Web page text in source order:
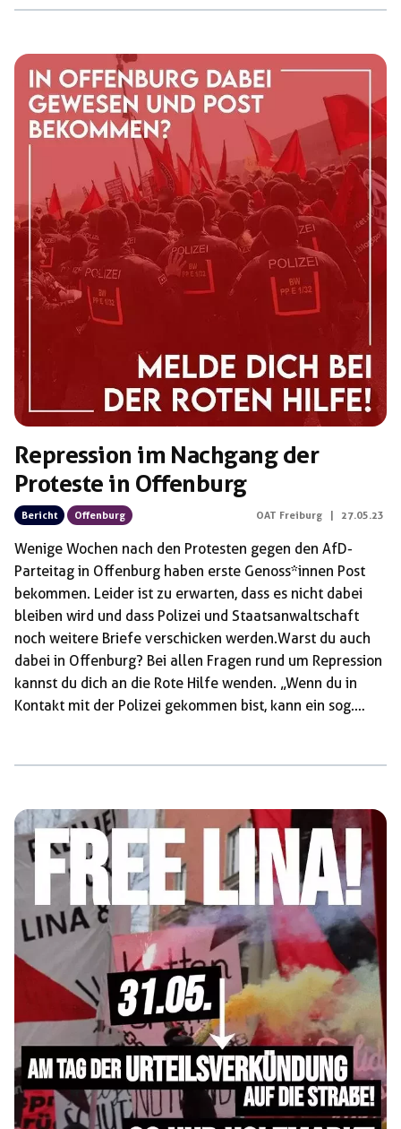
Scheinlösungen der selbsternannten „Alternative“ auf.
Speziell die Inszenierung der Rechten als
„Friedenspartei“ entlarvten wir mit Flyern, die regen
Zuspruch bei den Fußgänger:innen fanden. Die Flyer der
Repression im Nachgang der
Proteste in Offenburg
Bericht Offenburg OAT Freiburg 27.05.23
Wenige Wochen nach den Protesten gegen den AfD-
Parteitag in Offenburg haben erste Genoss*innen Post
bekommen. Leider ist zu erwarten, dass es nicht dabei
bleiben wird und dass Polizei und Staatsanwaltschaft
noch weitere Briefe verschicken werden.Warst du auch
dabei in Offenburg? Bei allen Fragen rund um Repression
kannst du dich an die Rote Hilfe wenden. „Wenn du in
Kontakt mit der Polizei gekommen bist, kann ein sog.
Verfahren entweder eingestellt oder von der
Staatsanwaltschaft Klage erhoben. Deshalb ist es
besonders wichtig, dass […]